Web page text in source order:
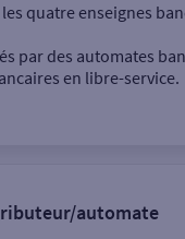
quatre enseignes
par des automates
en libre-service.
automate